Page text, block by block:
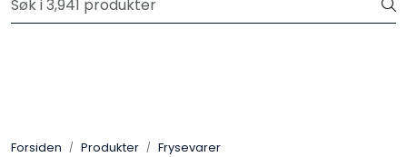
Skip to main content
Velkommen til vår nye nettbutikk! Trykk her for å lese mer
Forsiden Produkter
Frysevarer